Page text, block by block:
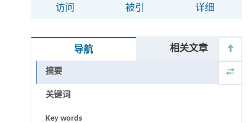
访问 被引 详细
导航 相关文章
摘要
关键词
Key words